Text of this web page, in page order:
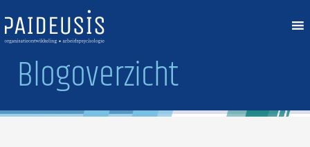
naar
inhoudBlogoverzicht​